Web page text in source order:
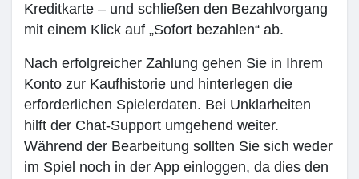
Kreditkarte – und schließen den Bezahlvorgang
mit einem Klick auf „Sofort bezahlen“ ab.
Nach erfolgreicher Zahlung gehen Sie in Ihrem
Konto zur Kaufhistorie und hinterlegen die
erforderlichen Spielerdaten. Bei Unklarheiten
hilft der Chat-Support umgehend weiter.
Während der Bearbeitung sollten Sie sich weder
im Spiel noch in der App einloggen, da dies den